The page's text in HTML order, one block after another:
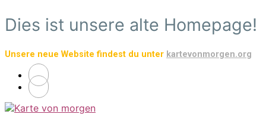
Zum
Hauptinhalt
Dies ist unsere alte Homepage!
Unsere neue Website findest du unter kartevonmorgen.org